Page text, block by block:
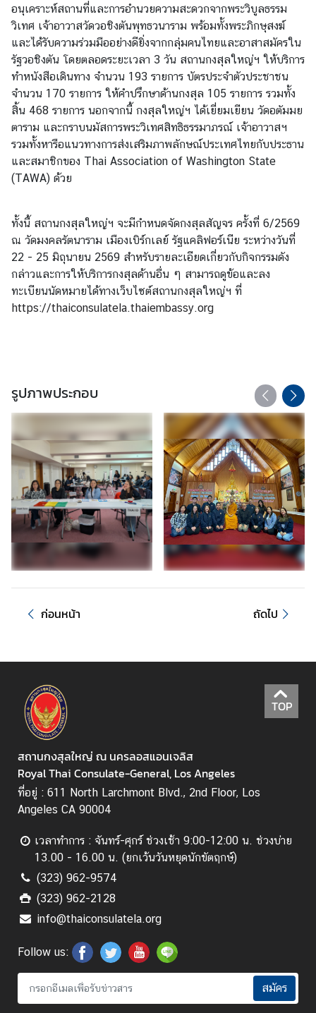
V
s
a
)
ข่
า
ว
แ
กิ
จ
ก
ร
ร
ม
ง
มู
ล
เ
พื่
อ
ชุ
ม
ช
น
กั
บ
เ
ร
า
ติ
ด
ต่
อ
ส
ถ
า
น
ง
สุ
ล
ใ
อนุเคราะห์สถานที่และการอำนวยความสะดวกจากพระวิบูลธรรม
วิเทศ เจ้าอาวาสวัดวอชิงตันพุทธวนาราม พร้อมทั้งพระภิกษุสงฆ์
และได้รับความร่วมมืออย่างดียิ่งจากกลุ่มคนไทยและอาสาสมัครใน
รัฐวอชิงตัน โดยตลอดระยะเวลา 3 วัน สถานกงสุลใหญ่ฯ ให้บริการ
ทำหนังสือเดินทาง จำนวน 193 รายการ บัตรประจำตัวประชาชน
จำนวน 170 รายการ ให้คำปรึกษาด้านกงสุล 105 รายการ รวมทั้ง
สิ้น 468 รายการ นอกจากนี้ กงสุลใหญ่ฯ ได้เยี่ยมเยียน วัดอตัมมย
ตาราม และกราบนมัสการพระวิเทศสิทธิธรรมาภรณ์ เจ้าอาวาสฯ
รวมทั้งหารือแนวทางการส่งเสริมภาพลักษณ์ประเทศไทยกับประธาน
และสมาชิกของ Thai Association of Washington State
(TAWA) ด้วย
ทั้งนี้ สถานกงสุลใหญ่ฯ จะมีกำหนดจัดกงสุลสัญจร ครั้งที่ 6/2569
ณ วัดมงคลรัตนาราม เมืองเบิร์กเลย์ รัฐแคลิฟอร์เนีย ระหว่างวันที่
22 - 25 มิถุนายน 2569 สำหรับรายละเอียดเกี่ยวกับกิจกรรมดัง
กล่าวและการให้บริการกงสุลด้านอื่น ๆ สามารถดูข้อและลง
ทะเบียนนัดหมายได้ทางเว็บไซต์สถานกงสุลใหญ่ฯ ที่
https://thaiconsulatela.thaiembassy.org
รูปภาพประกอบ
ก่อนหน้า ถัดไป
TOP
สถานกงสุลใหญ่ ณ นครลอสแอนเจลิส
Royal Thai Consulate-General, Los Angeles
ที่อยู่ : 611 North Larchmont Blvd., 2nd Floor, Los
Angeles CA 90004
เวลาทำการ : จันทร์-ศุกร์ ช่วงเช้า 9:00-12:00 น. ช่วงบ่าย
13.00 - 16.00 น. (ยกเว้นวันหยุดนักขัตฤกษ์)
(323) 962-9574
(323) 962-2128
info@thaiconsulatela.org
Follow us:
สมัคร